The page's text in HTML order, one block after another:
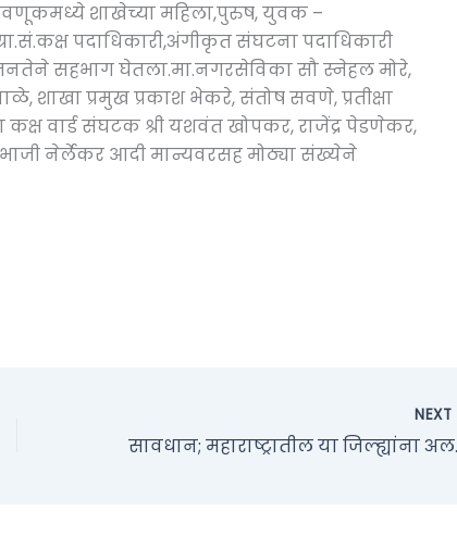
शाखेच्या महिला,पुरुष, युवक –
पदाधिकारी,अंगीकृत संघटना पदाधिकारी
सहभाग घेतला.मा.नगरसेविका सौ‌ स्नेहल मोरे,
शाखा प्रमुख प्रकाश भेकरे, संतोष सवणे, प्रतीक्षा
वार्ड संघटक श्री यशवंत खोपकर, राजेंद्र पेडणेकर,
नेर्लेकर आदी मान्यवरसह मोठ्या संख्येने
NEXT
सावधान;